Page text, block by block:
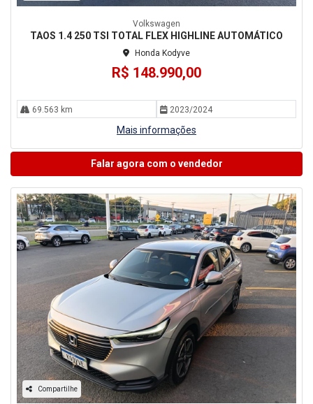
Volkswagen
TAOS 1.4 250 TSI TOTAL FLEX HIGHLINE AUTOMÁTICO
Honda Kodyve
R$ 148.990,00
69.563 km 2023/2024
Mais informações
Falar agora com o vendedor
Compartilhe